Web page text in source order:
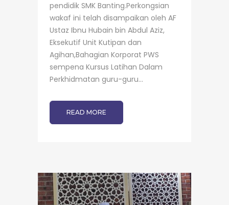
pendidik SMK Banting.Perkongsian
wakaf ini telah disampaikan oleh AF
Ustaz Ibnu Hubain bin Abdul Aziz,
Eksekutif Unit Kutipan dan
Agihan,Bahagian Korporat PWS
sempena Kursus Latihan Dalam
Perkhidmatan guru-guru...
READ MORE